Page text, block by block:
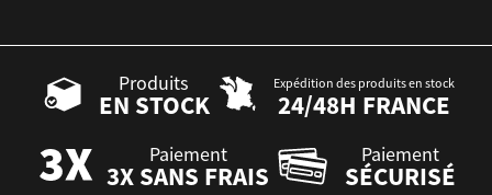
Produits
EN STOCK
Expédition des produits en stock
24/48H FRANCE
Paiement
3X SANS FRAIS
Paiement
SÉCURISÉ